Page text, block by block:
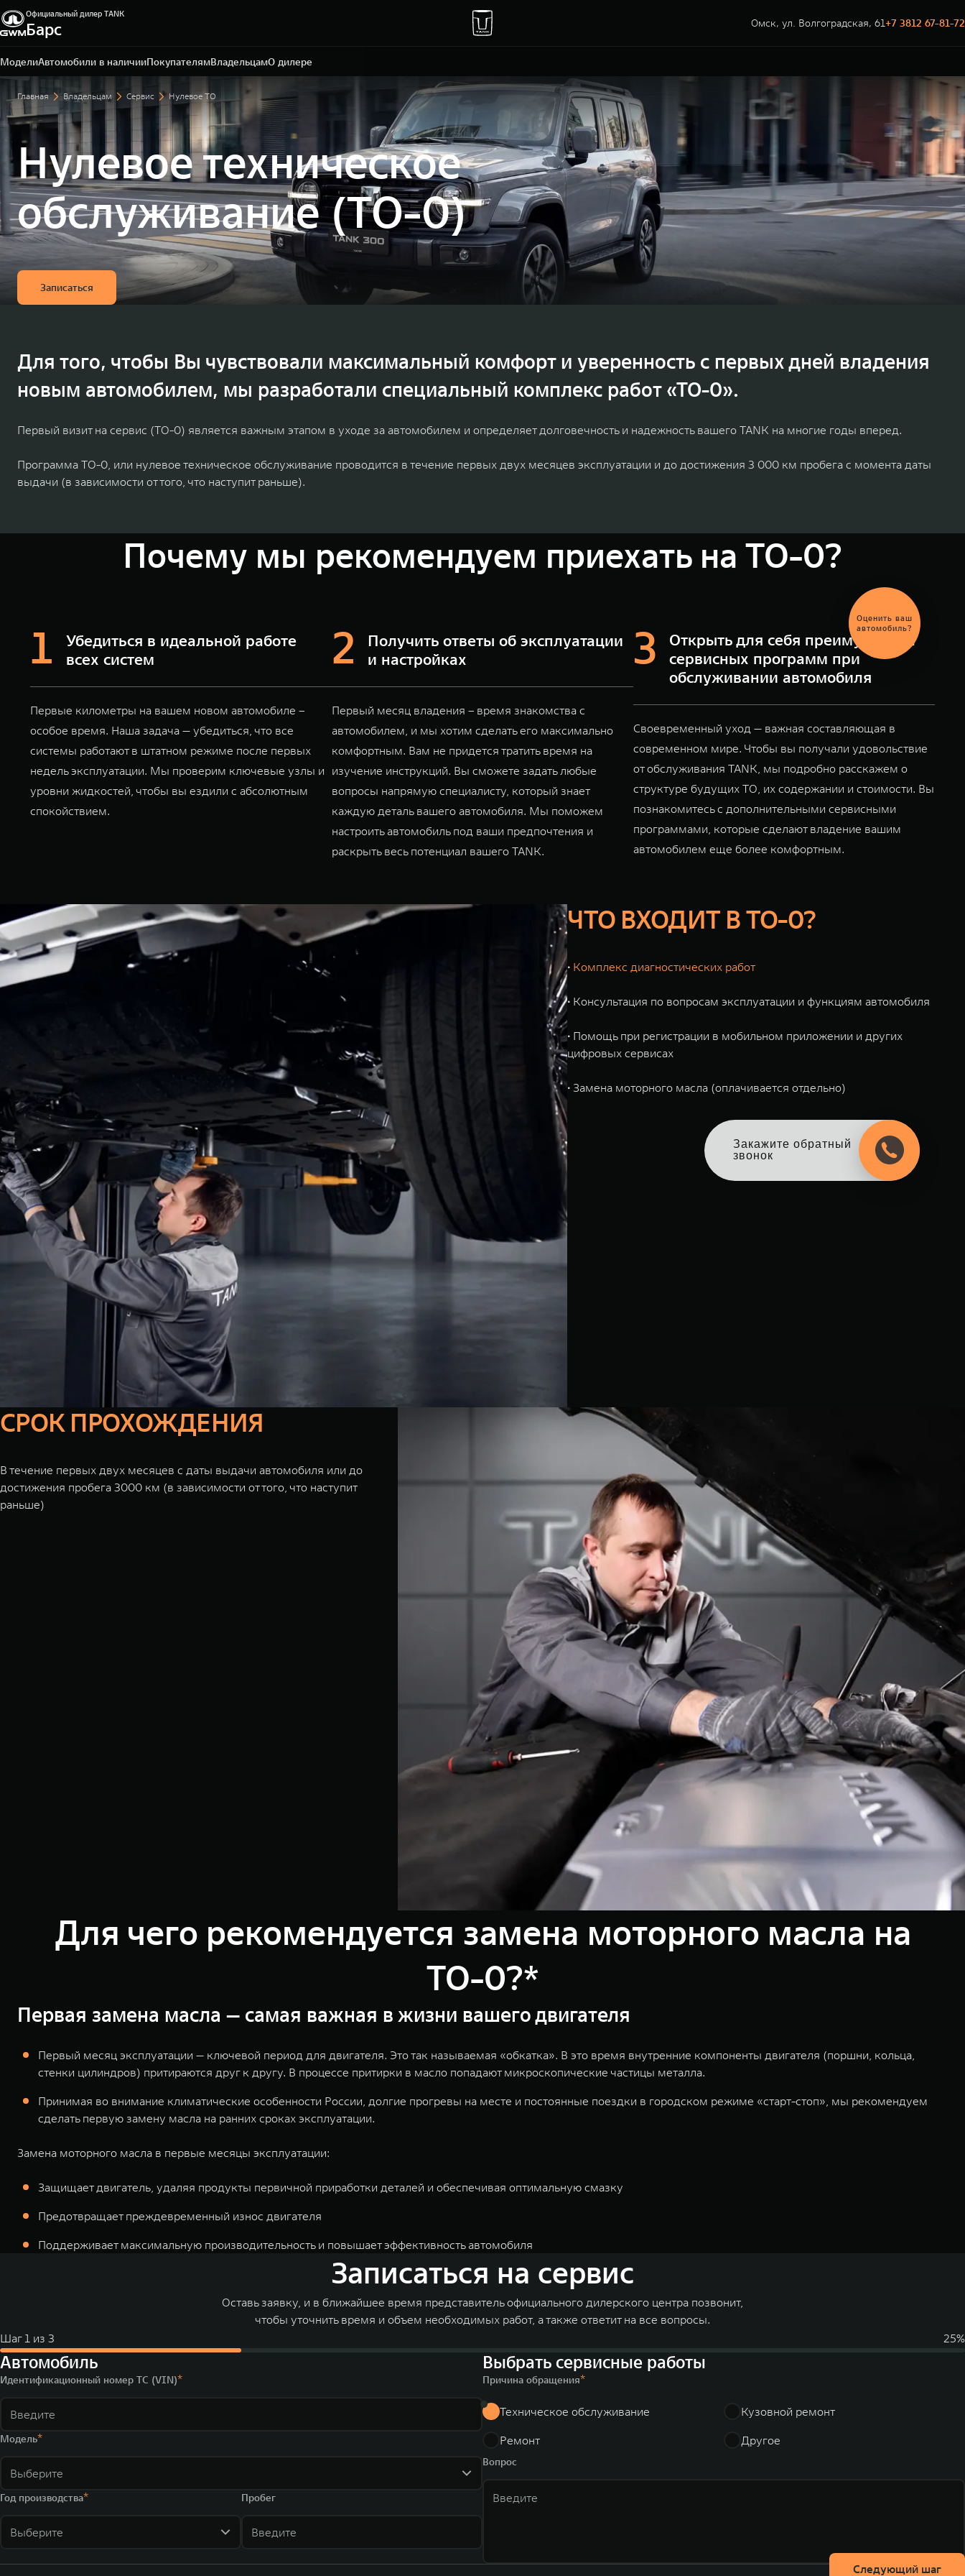
Официальный дилер TANK
Барс Омск, ул. Волгоградская, 61+7 3812 67-81-72
МоделиАвтомобили в наличииПокупателямВладельцамО дилере
Омск, ул. Волгоградская, 61
+7 3812 67-81-72
Главная Владельцам Сервис Нулевое ТО
Нулевое техническое
обслуживание (ТО-0)
Записаться
Для того, чтобы Вы чувствовали максимальный комфорт и уверенность с первых дней владения
новым автомобилем, мы разработали специальный комплекс работ «ТО-0».
Первый визит на сервис (ТО-0) является важным этапом в уходе за автомобилем и определяет долговечность и надежность вашего TANK на многие годы вперед.
Программа ТО-0, или нулевое техническое обслуживание проводится в течение первых двух месяцев эксплуатации и до достижения 3 000 км пробега с момента даты
выдачи (в зависимости от того, что наступит раньше).
Почему мы рекомендуем приехать на ТО-0?
Убедиться в идеальной работе
всех систем
Первые километры на вашем новом автомобиле –
особое время. Наша задача — убедиться, что все
системы работают в штатном режиме после первых
недель эксплуатации. Мы проверим ключевые узлы и
уровни жидкостей, чтобы вы ездили с абсолютным
спокойствием.
Получить ответы об эксплуатации
и настройках
Первый месяц владения – время знакомства с
автомобилем, и мы хотим сделать его максимально
комфортным. Вам не придется тратить время на
изучение инструкций. Вы сможете задать любые
вопросы напрямую специалисту, который знает
каждую деталь вашего автомобиля. Мы поможем
настроить автомобиль под ваши предпочтения и
раскрыть весь потенциал вашего TANK.
Открыть для себя преимущества
сервисных программ при
обслуживании автомобиля
Своевременный уход — важная составляющая в
современном мире. Чтобы вы получали удовольствие
от обслуживания TANK, мы подробно расскажем о
структуре будущих ТО, их содержании и стоимости. Вы
познакомитесь с дополнительными сервисными
программами, которые сделают владение вашим
автомобилем еще более комфортным.
ЧТО ВХОДИТ В ТО-0?
∙ Комплекс диагностических работ
∙ Консультация по вопросам эксплуатации и функциям автомобиля
∙ Помощь при регистрации в мобильном приложении и других
цифровых сервисах
∙ Замена моторного масла (оплачивается отдельно)
СРОК ПРОХОЖДЕНИЯ
В течение первых двух месяцев с даты выдачи автомобиля или до
достижения пробега 3000 км (в зависимости от того, что наступит
раньше)
Для чего рекомендуется замена моторного масла на
ТО-0?*
Первая замена масла — самая важная в жизни вашего двигателя
Первый месяц эксплуатации — ключевой период для двигателя. Это так называемая «обкатка». В это время внутренние компоненты двигателя (поршни, кольца,
стенки цилиндров) притираются друг к другу. В процессе притирки в масло попадают микроскопические частицы металла.
Принимая во внимание климатические особенности России, долгие прогревы на месте и постоянные поездки в городском режиме «старт-стоп», мы рекомендуем
сделать первую замену масла на ранних сроках эксплуатации.
Замена моторного масла в первые месяцы эксплуатации:
Защищает двигатель, удаляя продукты первичной приработки деталей и обеспечивая оптимальную смазку
Предотвращает преждевременный износ двигателя
Поддерживает максимальную производительность и повышает эффективность автомобиля
Записаться на сервис
Оставь заявку, и в ближайшее время представитель официального дилерского центра позвонит,
чтобы уточнить время и объем необходимых работ, а также ответит на все вопросы.
Шаг1 из 3 25%
Автомобиль
Идентификационный номер ТС (VIN)
Модель
Выберите
Год производства
Выберите
Пробег
Выбрать сервисные работы
Причина обращения
Техническое обслуживание
Кузовной ремонт
Ремонт
Другое
Вопрос
Следующий шаг
Закажите обратный
звонок
обмен
автомобиля